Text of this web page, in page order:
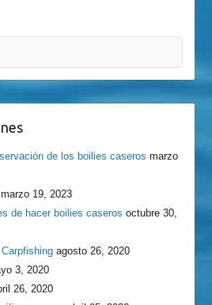
de los boilies caseros marzo
marzo 19, 2023
de hacer boilies caseros octubre 30,
agosto 26, 2020
3, 2020
26, 2020